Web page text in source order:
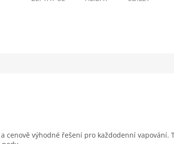
cenově výhodné řešení pro každodenní vapování.